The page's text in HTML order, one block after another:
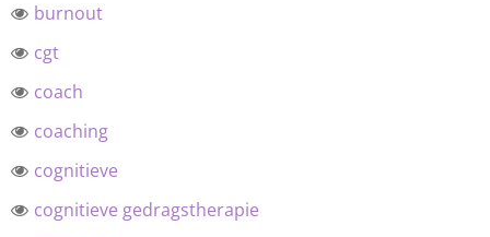
burnout
cgt
coach
coaching
cognitieve
cognitieve gedragstherapie